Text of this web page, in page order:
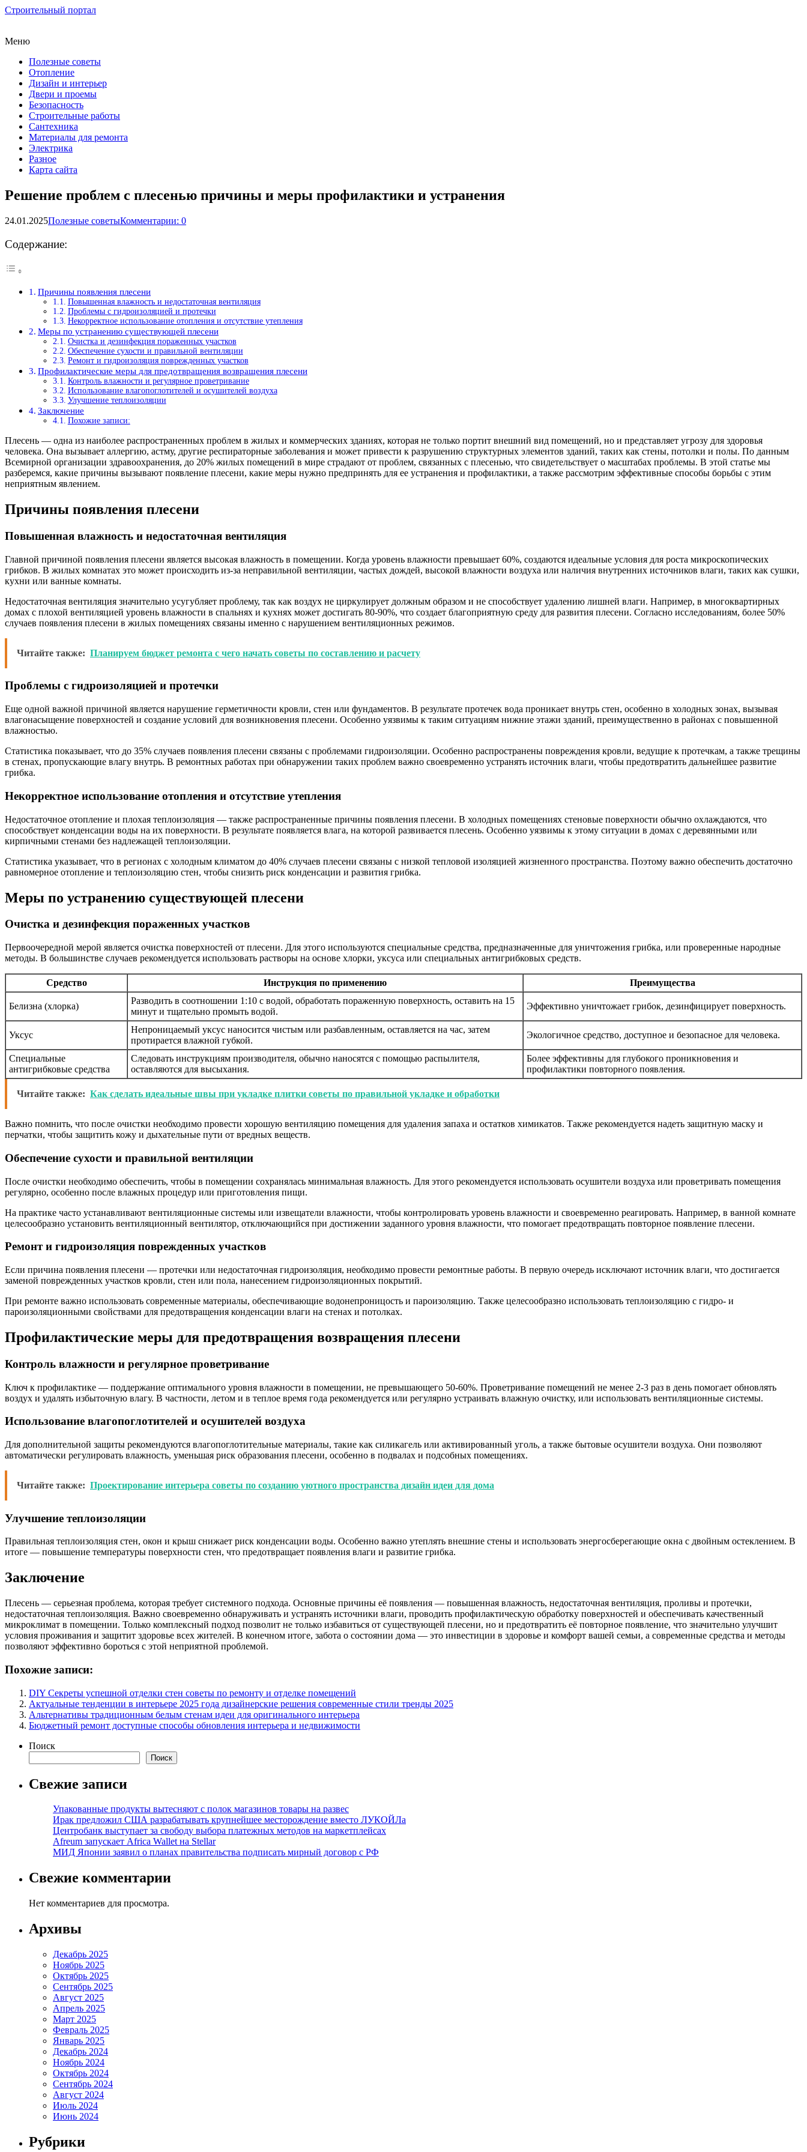
Строительный портал
Меню
Полезные советы
Отопление
Дизайн и интерьер
Двери и проемы
Безопасность
Строительные работы
Сантехника
Материалы для ремонта
Электрика
Разное
Карта сайта
Решение проблем с плесенью причины и меры профилактики и устранения
24.01.2025Полезные советыКомментарии: 0
Содержание:
Причины появления плесени
Повышенная влажность и недостаточная вентиляция
Проблемы с гидроизоляцией и протечки
Некорректное использование отопления и отсутствие утепления
Меры по устранению существующей плесени
Очистка и дезинфекция пораженных участков
Обеспечение сухости и правильной вентиляции
Ремонт и гидроизоляция поврежденных участков
Профилактические меры для предотвращения возвращения плесени
Контроль влажности и регулярное проветривание
Использование влагопоглотителей и осушителей воздуха
Улучшение теплоизоляции
Заключение
Похожие записи:
Плесень — одна из наиболее распространенных проблем в жилых и коммерческих зданиях, которая не только портит внешний вид помещений, но и представляет угрозу для здоровья
человека. Она вызывает аллергию, астму, другие респираторные заболевания и может привести к разрушению структурных элементов зданий, таких как стены, потолки и полы. По данным
Всемирной организации здравоохранения, до 20% жилых помещений в мире страдают от проблем, связанных с плесенью, что свидетельствует о масштабах проблемы. В этой статье мы
разберемся, какие причины вызывают появление плесени, какие меры нужно предпринять для ее устранения и профилактики, а также рассмотрим эффективные способы борьбы с этим
неприятным явлением.
Причины появления плесени
Повышенная влажность и недостаточная вентиляция
Главной причиной появления плесени является высокая влажность в помещении. Когда уровень влажности превышает 60%, создаются идеальные условия для роста микроскопических
грибков. В жилых комнатах это может происходить из-за неправильной вентиляции, частых дождей, высокой влажности воздуха или наличия внутренних источников влаги, таких как сушки,
кухни или ванные комнаты.
Недостаточная вентиляция значительно усугубляет проблему, так как воздух не циркулирует должным образом и не способствует удалению лишней влаги. Например, в многоквартирных
домах с плохой вентиляцией уровень влажности в спальнях и кухнях может достигать 80-90%, что создает благоприятную среду для развития плесени. Согласно исследованиям, более 50%
случаев появления плесени в жилых помещениях связаны именно с нарушением вентиляционных режимов.
Читайте также: Планируем бюджет ремонта с чего начать советы по составлению и расчету
Проблемы с гидроизоляцией и протечки
Еще одной важной причиной является нарушение герметичности кровли, стен или фундаментов. В результате протечек вода проникает внутрь стен, особенно в холодных зонах, вызывая
влагонасыщение поверхностей и создание условий для возникновения плесени. Особенно уязвимы к таким ситуациям нижние этажи зданий, преимущественно в районах с повышенной
влажностью.
Статистика показывает, что до 35% случаев появления плесени связаны с проблемами гидроизоляции. Особенно распространены повреждения кровли, ведущие к протечкам, а также трещины
в стенах, пропускающие влагу внутрь. В ремонтных работах при обнаружении таких проблем важно своевременно устранять источник влаги, чтобы предотвратить дальнейшее развитие
грибка.
Некорректное использование отопления и отсутствие утепления
Недостаточное отопление и плохая теплоизоляция — также распространенные причины появления плесени. В холодных помещениях стеновые поверхности обычно охлаждаются, что
способствует конденсации воды на их поверхности. В результате появляется влага, на которой развивается плесень. Особенно уязвимы к этому ситуации в домах с деревянными или
кирпичными стенами без надлежащей теплоизоляции.
Статистика указывает, что в регионах с холодным климатом до 40% случаев плесени связаны с низкой тепловой изоляцией жизненного пространства. Поэтому важно обеспечить достаточно
равномерное отопление и теплоизоляцию стен, чтобы снизить риск конденсации и развития грибка.
Меры по устранению существующей плесени
Очистка и дезинфекция пораженных участков
Первоочередной мерой является очистка поверхностей от плесени. Для этого используются специальные средства, предназначенные для уничтожения грибка, или проверенные народные
методы. В большинстве случаев рекомендуется использовать растворы на основе хлорки, уксуса или специальных антигрибковых средств.
Средство Инструкция по применению Преимущества
Белизна (хлорка)
Разводить в соотношении 1:10 с водой, обработать пораженную поверхность, оставить на 15
минут и тщательно промыть водой.
Эффективно уничтожает грибок, дезинфицирует поверхность.
Уксус
Непроницаемый уксус наносится чистым или разбавленным, оставляется на час, затем
протирается влажной губкой.
Экологичное средство, доступное и безопасное для человека.
Специальные
антигрибковые средства
Следовать инструкциям производителя, обычно наносятся с помощью распылителя,
оставляются для высыхания.
Более эффективны для глубокого проникновения и
профилактики повторного появления.
Читайте также: Как сделать идеальные швы при укладке плитки советы по правильной укладке и обработки
Важно помнить, что после очистки необходимо провести хорошую вентиляцию помещения для удаления запаха и остатков химикатов. Также рекомендуется надеть защитную маску и
перчатки, чтобы защитить кожу и дыхательные пути от вредных веществ.
Обеспечение сухости и правильной вентиляции
После очистки необходимо обеспечить, чтобы в помещении сохранялась минимальная влажность. Для этого рекомендуется использовать осушители воздуха или проветривать помещения
регулярно, особенно после влажных процедур или приготовления пищи.
На практике часто устанавливают вентиляционные системы или извещатели влажности, чтобы контролировать уровень влажности и своевременно реагировать. Например, в ванной комнате
целесообразно установить вентиляционный вентилятор, отключающийся при достижении заданного уровня влажности, что помогает предотвращать повторное появление плесени.
Ремонт и гидроизоляция поврежденных участков
Если причина появления плесени — протечки или недостаточная гидроизоляция, необходимо провести ремонтные работы. В первую очередь исключают источник влаги, что достигается
заменой поврежденных участков кровли, стен или пола, нанесением гидроизоляционных покрытий.
При ремонте важно использовать современные материалы, обеспечивающие водонепроницость и пароизоляцию. Также целесообразно использовать теплоизоляцию с гидро- и
пароизоляционными свойствами для предотвращения конденсации влаги на стенах и потолках.
Профилактические меры для предотвращения возвращения плесени
Контроль влажности и регулярное проветривание
Ключ к профилактике — поддержание оптимального уровня влажности в помещении, не превышающего 50-60%. Проветривание помещений не менее 2-3 раз в день помогает обновлять
воздух и удалять избыточную влагу. В частности, летом и в теплое время года рекомендуется или регулярно устраивать влажную очистку, или использовать вентиляционные системы.
Использование влагопоглотителей и осушителей воздуха
Для дополнительной защиты рекомендуются влагопоглотительные материалы, такие как силикагель или активированный уголь, а также бытовые осушители воздуха. Они позволяют
автоматически регулировать влажность, уменьшая риск образования плесени, особенно в подвалах и подсобных помещениях.
Читайте также: Проектирование интерьера советы по созданию уютного пространства дизайн идеи для дома
Улучшение теплоизоляции
Правильная теплоизоляция стен, окон и крыш снижает риск конденсации воды. Особенно важно утеплять внешние стены и использовать энергосберегающие окна с двойным остеклением. В
итоге — повышение температуры поверхности стен, что предотвращает появления влаги и развитие грибка.
Заключение
Плесень — серьезная проблема, которая требует системного подхода. Основные причины её появления — повышенная влажность, недостаточная вентиляция, проливы и протечки,
недостаточная теплоизоляция. Важно своевременно обнаруживать и устранять источники влаги, проводить профилактическую обработку поверхностей и обеспечивать качественный
микроклимат в помещении. Только комплексный подход позволит не только избавиться от существующей плесени, но и предотвратить её повторное появление, что значительно улучшит
условия проживания и защитит здоровье всех жителей. В конечном итоге, забота о состоянии дома — это инвестиции в здоровье и комфорт вашей семьи, а современные средства и методы
позволяют эффективно бороться с этой неприятной проблемой.
Похожие записи:
DIY Секреты успешной отделки стен советы по ремонту и отделке помещений
Актуальные тенденции в интерьере 2025 года дизайнерские решения современные стили тренды 2025
Альтернативы традиционным белым стенам идеи для оригинального интерьера
Бюджетный ремонт доступные способы обновления интерьера и недвижимости
Поиск
Поиск
Свежие записи
Упакованные продукты вытесняют с полок магазинов товары на развес
Ирак предложил США разрабатывать крупнейшее месторождение вместо ЛУКОЙЛа
Центробанк выступает за свободу выбора платежных методов на маркетплейсах
Afreum запускает Africa Wallet на Stellar
МИД Японии заявил о планах правительства подписать мирный договор с РФ
Свежие комментарии
Нет комментариев для просмотра.
Архивы
Декабрь 2025
Ноябрь 2025
Октябрь 2025
Сентябрь 2025
Август 2025
Апрель 2025
Март 2025
Февраль 2025
Январь 2025
Декабрь 2024
Ноябрь 2024
Октябрь 2024
Сентябрь 2024
Август 2024
Июль 2024
Июнь 2024
Рубрики